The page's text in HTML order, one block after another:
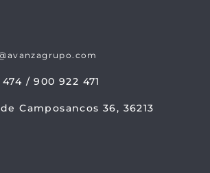
/ 900 922 471
Camposancos 36, 36213